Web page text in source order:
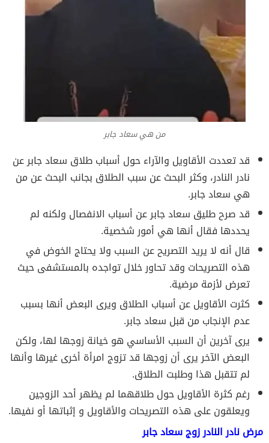
من هي سعاد جابر
قد تعددت الأقاويل والآراء حول أسباب طلاق سعاد جابر عن
نادر النادر، وكثر البحث عن سبب الطلاق بجانب البحث عن من
هي سعاد جابر.
قد صرح طليق سعاد جابر عن أسباب الانفصال ولكنه لم
يحددها فقال أنها هي أمور شخصية.
قال أنه لا يريد التصريح عن السبب ولا يحتاج الخوض في
هذه التصريحات وقد تحاور خلال تواجده بالمستشفى حيث
تعرض لأزمة مرضية.
كثرت الأقاويل عن أسباب الطلاق ويرى البعض أنها بسبب
عدم الإنجاب من قبل سعاد جابر.
يرى آخرين أن السبب الأساسي هو خيانة زوجها لها، ولكن
البعض الآخر يرى أن زوجها قد تزوج امرأة أخرى غيرها وأنها
لم تتقبل هذا وطلبت الطلاق.
رغم كثرة الأقاويل حول طلاقهما لم يظهر أحد الزوجين
ويعلقون على هذه التصريحات والأقاويل و إثباتها أو نفيها.
مرض نادر النادر زوج سعاد جابر